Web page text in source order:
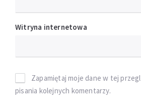
Witryna internetowa
Zapamiętaj moje dane w tej
pisania kolejnych komentarzy.